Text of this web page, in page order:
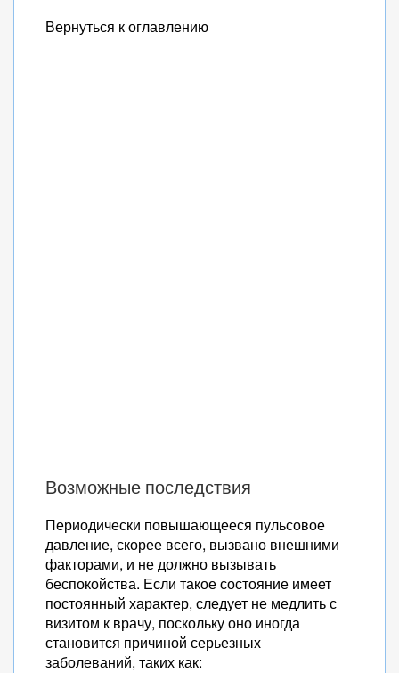
Вернуться к оглавлению
Возможные последствия
Периодически повышающееся пульсовое
давление, скорее всего, вызвано внешними
факторами, и не должно вызывать
беспокойства. Если такое состояние имеет
постоянный характер, следует не медлить с
визитом к врачу, поскольку оно иногда
становится причиной серьезных
заболеваний, таких как: